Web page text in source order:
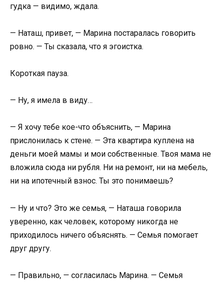
гудка — видимо, ждала.
— Наташ, привет, — Марина постаралась говорить
ровно. — Ты сказала, что я эгоистка.
Короткая пауза.
— Ну, я имела в виду…
— Я хочу тебе кое-что объяснить, — Марина
прислонилась к стене. — Эта квартира куплена на
деньги моей мамы и мои собственные. Твоя мама не
вложила сюда ни рубля. Ни на ремонт, ни на мебель,
ни на ипотечный взнос. Ты это понимаешь?
— Ну и что? Это же семья, — Наташа говорила
уверенно, как человек, которому никогда не
приходилось ничего объяснять. — Семья помогает
друг другу.
— Правильно, — согласилась Марина. — Семья